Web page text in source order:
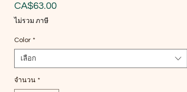
CA$63.00ราคา
ไม่รวม ภาษี
Color *
เลือก
จำนวน *